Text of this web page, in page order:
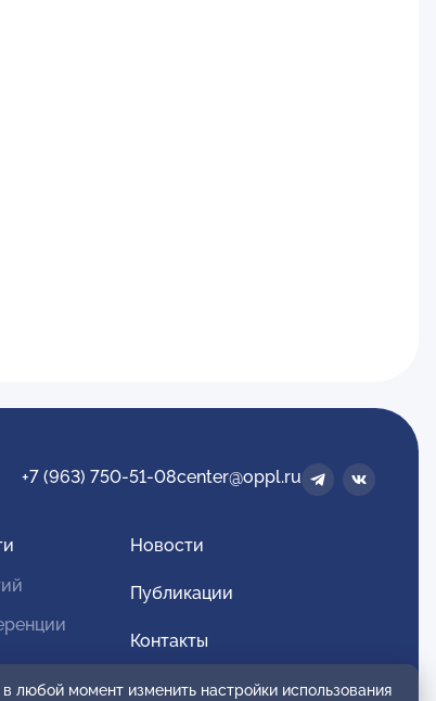
+7 (963) 750-51-08center@oppl.ru
Новости
Публикации
Контакты
Для спонсоров и партнеров
любой момент изменить настройки использования